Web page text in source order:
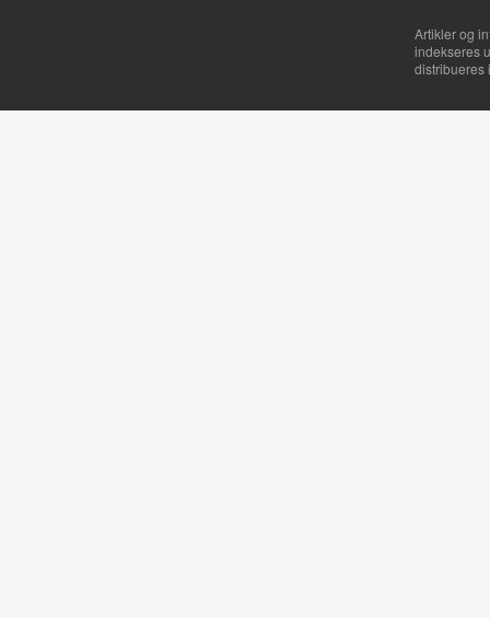
Artikler og
indekseres
distribueres